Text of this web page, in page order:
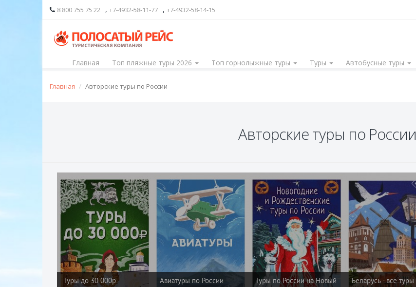
8 800 755 75 22 , +7-4932-58-11-77 , +7-4932-58-14-15
Главная Топ пляжные туры 2026 Топ горнолыжные туры Туры Автобусные туры
Главная Авторские туры по России
Авторские туры по России